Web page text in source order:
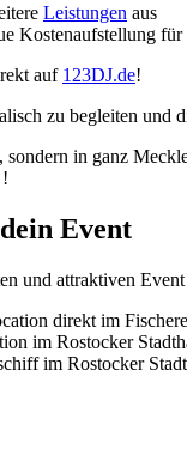
Leistungen aus
Kostenaufstellung
auf 123DJ.de!
zu begleiten und
in ganz
!
Event
und attraktiven
direkt im
im Rostocker
im Rostocker